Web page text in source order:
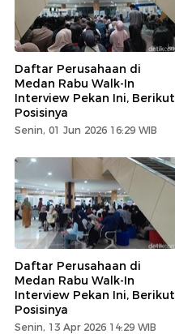
Daftar Perusahaan di
Medan Rabu Walk-In
Interview Pekan Ini, Berikut
Posisinya
Senin, 01 Jun 2026 16:29 WIB
Daftar Perusahaan di
Medan Rabu Walk-In
Interview Pekan Ini, Berikut
Posisinya
Senin, 13 Apr 2026 14:29 WIB